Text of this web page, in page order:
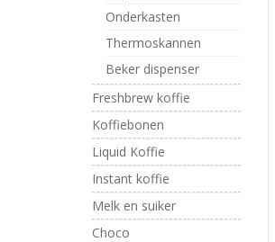
Onderkasten
Thermoskannen
Beker dispenser
Freshbrew koffie
Koffiebonen
Liquid Koffie
Instant koffie
Melk en suiker
Choco